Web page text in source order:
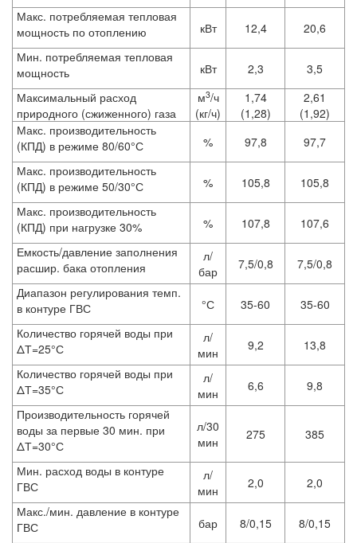
Макс. потребляемая тепловая
мощность по отоплению
кВт 12,4
20,6
Мин. потребляемая тепловая
мощность
кВт 2,3
3,5
Максимальный расход
природного (сжиженного) газа
м3/ч
(кг/ч)
1,74
(1,28)
2,61
(1,92)
Макс. производительность
(КПД) в режиме 80/60°С
% 97,8
97,7
Макс. производительность
(КПД) в режиме 50/30°С
% 105,8
105,8
Макс. производительность
(КПД) при нагрузке 30%
% 107,8
107,6
Емкость/давление заполнения
расшир. бака отопления
л/
бар
7,5/0,8
7,5/0,8
Диапазон регулирования темп.
в контуре ГВС
°С 35-60
35-60
Количество горячей воды при
ΔТ=25°С
л/
мин
9,2
13,8
Количество горячей воды при
ΔТ=35°С
л/
мин
6,6
9,8
Производительность горячей
воды за первые 30 мин. при
ΔТ=30°С
л/30
мин
275 385
Мин. расход воды в контуре
ГВС
л/
мин
2,0
2,0
Макс./мин. давление в контуре
ГВС
бар 8/0,15
8/0,15